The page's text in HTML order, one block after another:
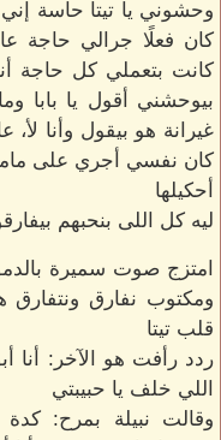
وحشوني يا تيتا حاسة
كان فعلًا جرالي حاجة
كانت بتعملي كل حاجة
بيوحشني أقول يا بابا
غيرانة هو بيقول وأنا
كان نفسي أجري على
أحكيلها
ليه كل اللى بنحبهم
امتزج صوت سميرة
ومكتوب نفارق
قلب تيتا
ردد رأفت هو الآخر: أنا
اللي خلف يا حبيبتي
وقالت نبيلة بمرح: